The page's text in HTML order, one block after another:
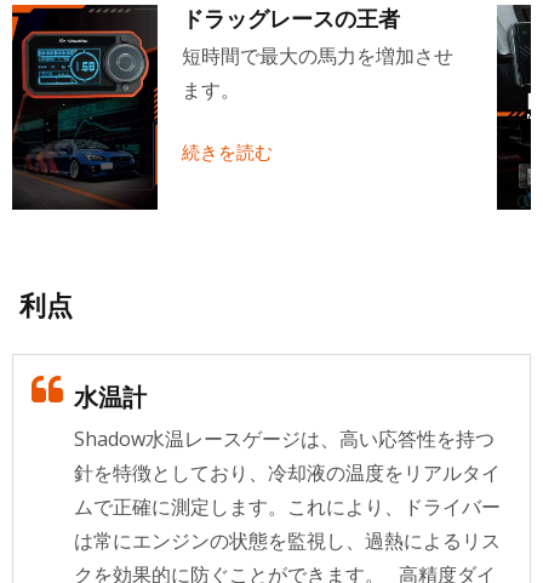
ドラッグレースの王者
短時間で最大の馬力を増加させ
ます。
続きを読む
利点
水温計
Shadow水温レースゲージは、高い応答性を持つ
針を特徴としており、冷却液の温度をリアルタイ
ムで正確に測定します。これにより、ドライバー
は常にエンジンの状態を監視し、過熱によるリス
クを効果的に防ぐことができます。 高精度ダイ